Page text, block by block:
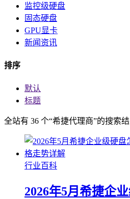
监控级硬盘
固态硬盘
GPU显卡
新闻资讯
排序
默认
标题
全站有 36 个“希捷代理商”的搜索
行业百科
2026年5月希捷企